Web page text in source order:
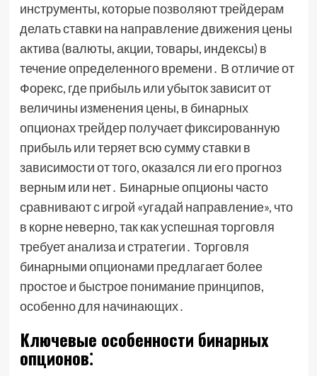
инструменты, которые позволяют трейдерам
делать ставки на направление движения цены
актива (валюты, акции, товары, индексы) в
течение определенного времени․ В отличие от
Форекс, где прибыль или убыток зависит от
величины изменения цены, в бинарных
опционах трейдер получает фиксированную
прибыль или теряет всю сумму ставки в
зависимости от того, оказался ли его прогноз
верным или нет․ Бинарные опционы часто
сравнивают с игрой «угадай направление», что
в корне неверно, так как успешная торговля
требует анализа и стратегии․ Торговля
бинарными опционами предлагает более
простое и быстрое понимание принципов,
особенно для начинающих․
Ключевые особенности бинарных
опционов⁚